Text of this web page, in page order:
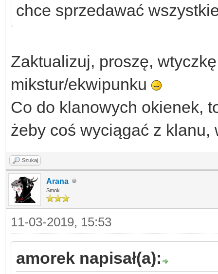
chce sprzedawać
Zaktualizuj, proszę,
mikstur/ekwipunku
Co do klanowych okienek,
żeby coś wyciągać z
Szukaj
Arana
Smok
11-03-2019, 15:53
amorek napisał(a):